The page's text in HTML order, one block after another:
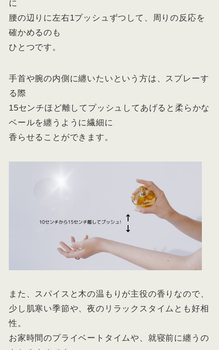
に
腰の辺りに左右1プッシュずつして、周りの反応を
確かめるのも
ひとつです。
手首や腕の内側に纏いたいという方は、スプレーす
る際
15センチほど離してプッシュしてあげると柔らかな
ベールを纏うように繊細に
香らせることができます。
また、スパイスと木の温もりが主役の香りなので、
少し肌寒い季節や、夜のリラックスタイムとも好相
性。
お家時間のプライベートタイムや、就寝前に纏うの